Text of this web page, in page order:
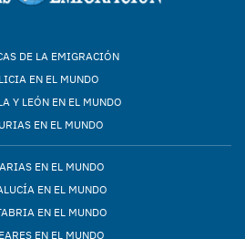
DE LA EMIGRACIÓN
EN EL MUNDO
Y LEÓN EN EL MUNDO
EN EL MUNDO
EN EL MUNDO
EN EL MUNDO
EN EL MUNDO
EN EL MUNDO